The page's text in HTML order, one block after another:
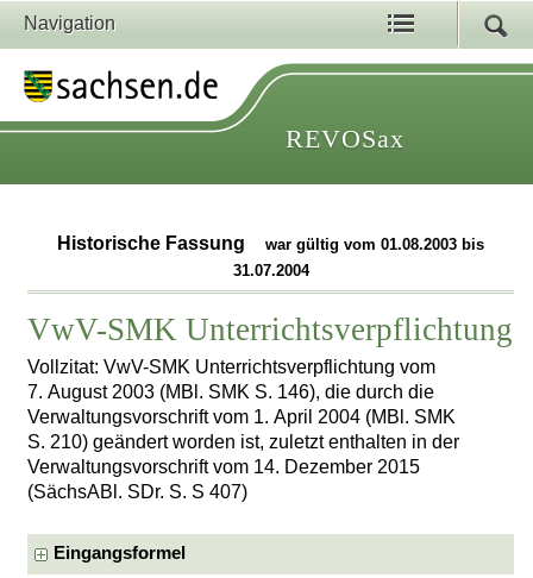
Navigation
REVOSax
Historische Fassung
war gültig vom 01.08.2003 bis
31.07.2004
VwV-SMK Unterrichtsverpflichtung
Vollzitat: VwV-SMK Unterrichtsverpflichtung vom
7. August 2003 (MBl. SMK S. 146), die durch die
Verwaltungsvorschrift vom 1. April 2004 (MBl. SMK
S. 210) geändert worden ist, zuletzt enthalten in der
Verwaltungsvorschrift vom 14. Dezember 2015
(SächsABl. SDr. S. S 407)
Eingangsformel